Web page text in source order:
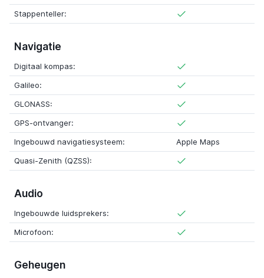
Stappenteller:
Navigatie
Digitaal kompas:
Galileo:
GLONASS:
GPS-ontvanger:
Ingebouwd navigatiesysteem:
Apple Maps
Quasi-Zenith (QZSS):
Audio
Ingebouwde luidsprekers:
Microfoon:
Geheugen